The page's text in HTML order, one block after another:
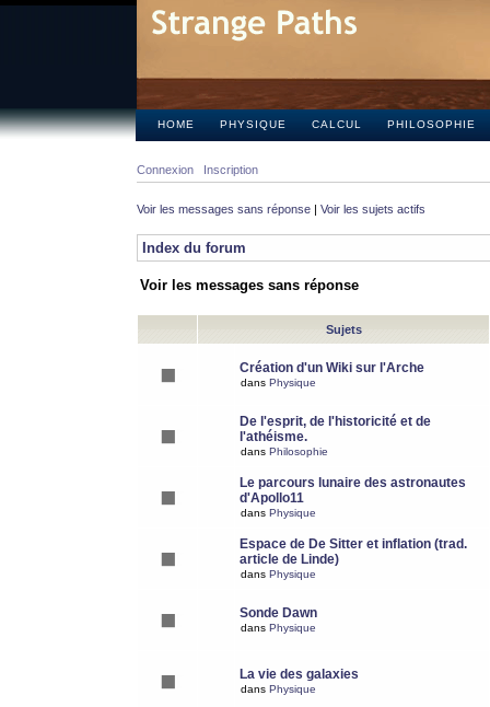
HOME PHYSIQUE CALCUL PHILOSOPHIE
Connexion Inscription
Voir les messages sans réponse | Voir les sujets actifs
Index du forum
Voir les messages sans réponse
Sujets
Création d'un Wiki sur l'Arche
dans Physique
De l'esprit, de l'historicité et de
l'athéisme.
dans Philosophie
Le parcours lunaire des astronautes
d'Apollo11
dans Physique
Espace de De Sitter et inflation (trad.
article de Linde)
dans Physique
Sonde Dawn
dans Physique
La vie des galaxies
dans Physique